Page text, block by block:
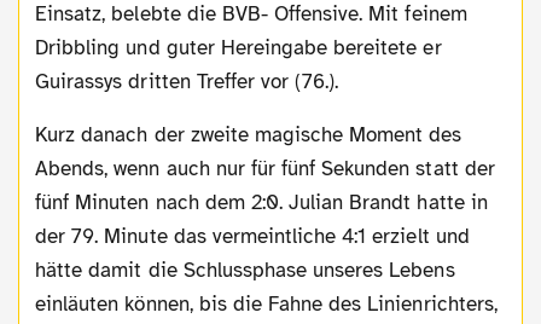
Einsatz, belebte die BVB- Offensive. Mit feinem
Dribbling und guter Hereingabe bereitete er
Guirassys dritten Treffer vor (76.).
Kurz danach der zweite magische Moment des
Abends, wenn auch nur für fünf Sekunden statt der
fünf Minuten nach dem 2:0. Julian Brandt hatte in
der 79. Minute das vermeintliche 4:1 erzielt und
hätte damit die Schlussphase unseres Lebens
einläuten können, bis die Fahne des Linienrichters,